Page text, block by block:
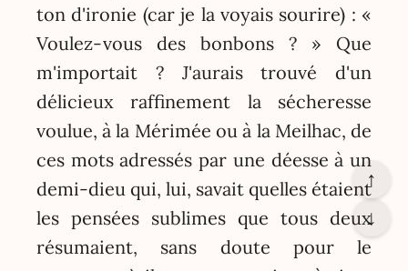
ton d'ironie (car je la voyais sourire) : «
Voulez-vous des bonbons ? » Que
m'importait ? J'aurais trouvé d'un
délicieux raffinement la sécheresse
voulue, à la Mérimée ou à la Meilhac, de
ces mots adressés par une déesse à un
demi-dieu qui, lui, savait quelles étaient
les pensées sublimes que tous deux
résumaient, sans doute pour le
↑
↓